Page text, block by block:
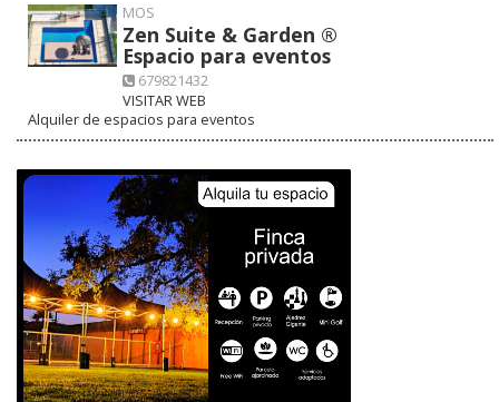
MOS
Zen Suite & Garden ®
Espacio para eventos
679821432
VISITAR WEB
Alquiler de espacios para eventos